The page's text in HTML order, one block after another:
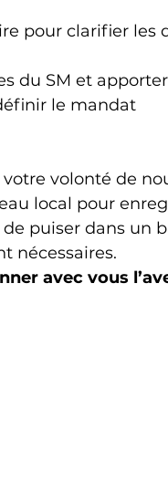
pour clarifier les
du SM et
le mandat
volonté de
local pour
puiser dans un
nécessaires.
avec vous